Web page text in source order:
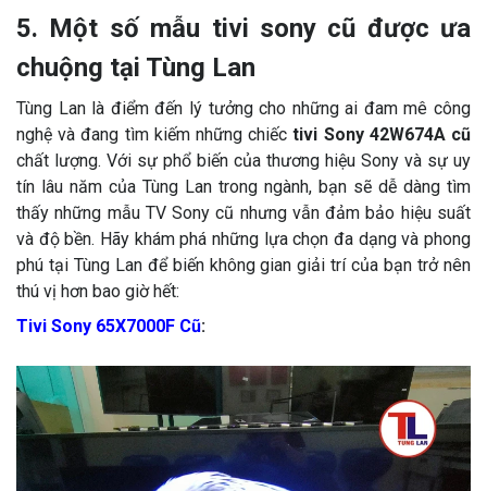
5. Một số mẫu tivi sony cũ được ưa
chuộng tại Tùng Lan
Tùng Lan là điểm đến lý tưởng cho những ai đam mê công
nghệ và đang tìm kiếm những chiếctivi Sony 42W674A cũ
chất lượng. Với sự phổ biến của thương hiệu Sony và sự uy
tín lâu năm của Tùng Lan trong ngành, bạn sẽ dễ dàng tìm
thấy những mẫu TV Sony cũ nhưng vẫn đảm bảo hiệu suất
và độ bền. Hãy khám phá những lựa chọn đa dạng và phong
phú tại Tùng Lan để biến không gian giải trí của bạn trở nên
thú vị hơn bao giờ hết:
Tivi Sony 65X7000F Cũ: